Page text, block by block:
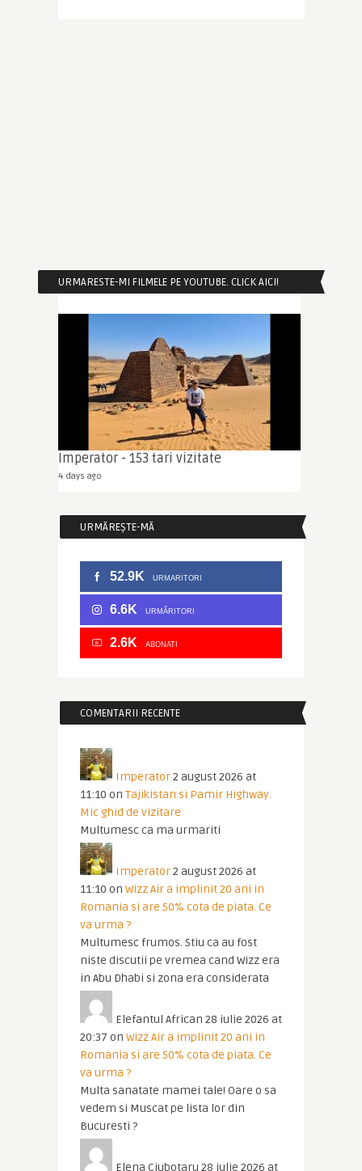
URMARESTE-MI FILMELE PE YOUTUBE. CLICK AICI!
Imperator - 153 tari vizitate
4 days ago
URMĂREȘTE-MĂ
52.9K URMARITORI
6.6K URMĂRITORI
2.6K ABONATI
COMENTARII RECENTE
Imperator2 august 2026 at
11:10 on Tajikistan si Pamir Highway.
Mic ghid de vizitare
Multumesc ca ma urmariti
Imperator2 august 2026 at
11:10 on Wizz Air a implinit 20 ani in
Romania si are 50% cota de piata. Ce
va urma ?
Multumesc frumos. Stiu ca au fost
niste discutii pe vremea cand Wizz era
in Abu Dhabi si zona era considerata
Elefantul African 28 iulie 2026 at
20:37 on Wizz Air a implinit 20 ani in
Romania si are 50% cota de piata. Ce
va urma ?
Multa sanatate mamei tale! Oare o sa
vedem si Muscat pe lista lor din
Bucuresti ?
Elena Ciubotaru 28 iulie 2026 at